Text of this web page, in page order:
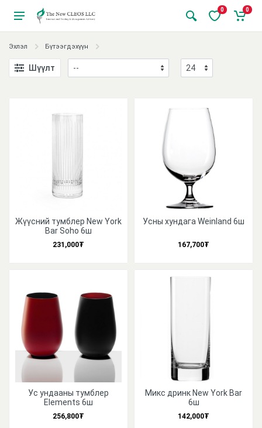
0 0
Эхлэл Бүтээгдэхүүн
Шүүлт
Жүүсний тумблер New York
Bar Soho 6ш
231,000₮
Усны хундага Weinland 6ш
167,700₮
Ус ундааны тумблер
Elements 6ш
256,800₮
Микс дринк New York Bar
6ш
142,000₮